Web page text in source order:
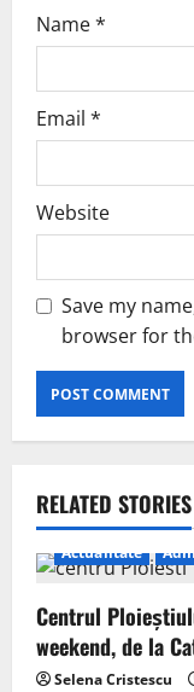
Name*
Email *
Website
Save my
browser for
RELATED STORIES
Actualitate
Centrul
weekend, de la
Selena Cristescu